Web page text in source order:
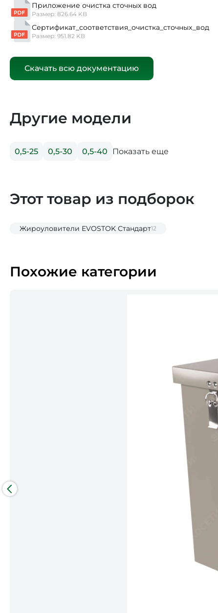
Приложение очистка сточных вод
Размер: 826.64 KB
Сертификат_соответствия_очистка_сточных_вод
Размер: 951.82 KB
Скачать всю документацию
Другие модели
0,5-25 0,5-30 0,5-40 Показать еще
Этот товар из подборок
Жироуловители EVOSTOK Стандарт12
Похожие категории